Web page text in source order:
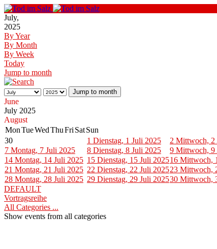
July,
2025
By Year
By Month
By Week
Today
Jump to month
Jump to month
June
July 2025
August
MonTueWedThuFri SatSun
30
1 Dienstag, 1 Juli 2025 2 Mittwoch, 2
7 Montag, 7 Juli 2025 8 Dienstag, 8 Juli 2025 9 Mittwoch, 9
14 Montag, 14 Juli 2025 15 Dienstag, 15 Juli 202516 Mittwoch,
21 Montag, 21 Juli 2025 22 Dienstag, 22 Juli 202523 Mittwoch,
28 Montag, 28 Juli 2025 29 Dienstag, 29 Juli 202530 Mittwoch,
DEFAULT
Vortragsreihe
All Categories ...
Show events from all categories